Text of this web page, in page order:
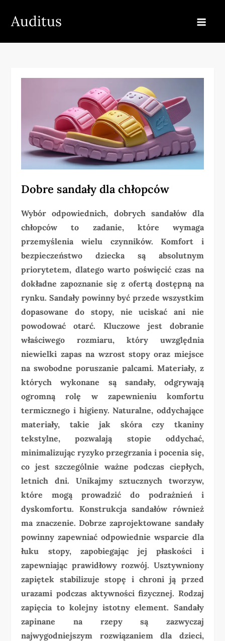
Auditus
Dobre sandały dla chłopców
Wybór odpowiednich, dobrych sandałów dla
chłopców to zadanie, które wymaga
przemyślenia wielu czynników. Komfort i
bezpieczeństwo dziecka są absolutnym
priorytetem, dlatego warto poświęcić czas na
dokładne zapoznanie się z ofertą dostępną na
rynku. Sandały powinny być przede wszystkim
dopasowane do stopy, nie uciskać ani nie
powodować otarć. Kluczowe jest dobranie
właściwego rozmiaru, który uwzględnia
niewielki zapas na wzrost stopy oraz miejsce
na swobodne poruszanie palcami. Materiały, z
których wykonane są sandały, odgrywają
ogromną rolę w zapewnieniu komfortu
termicznego i higieny. Naturalne, oddychające
materiały, takie jak skóra czy tkaniny
tekstylne, pozwalają stopie oddychać,
minimalizując ryzyko przegrzania i pocenia się,
co jest szczególnie ważne podczas ciepłych,
letnich dni. Unikajmy sztucznych tworzyw,
które mogą prowadzić do podrażnień i
dyskomfortu. Konstrukcja sandałów również
ma znaczenie. Dobrze zaprojektowane sandały
powinny zapewniać odpowiednie wsparcie dla
łuku stopy, zapobiegając jej płaskości i
zapewniając prawidłowy rozwój. Usztywniony
zapiętek stabilizuje stopę i chroni ją przed
urazami podczas aktywności fizycznej. Rodzaj
zapięcia to kolejny istotny element. Sandały
zapinane na rzepy są zazwyczaj
najwygodniejszym rozwiązaniem dla dzieci,